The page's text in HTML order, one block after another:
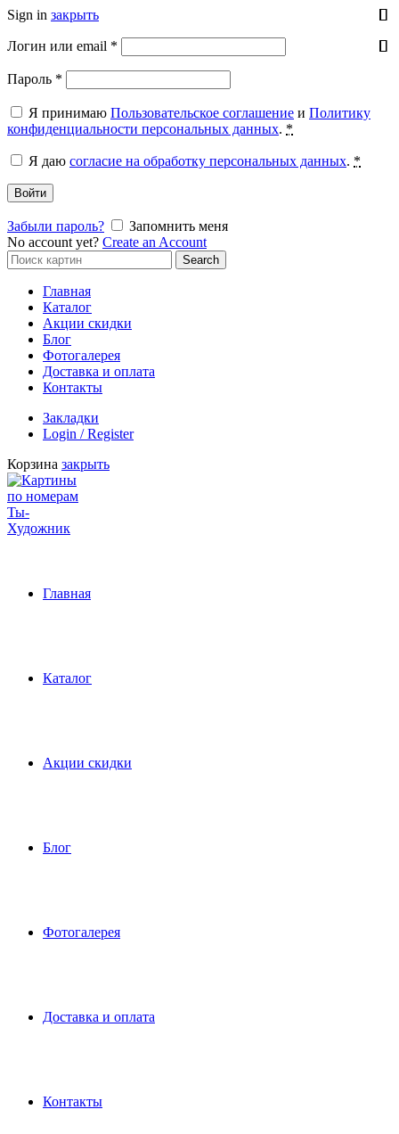
Sign in закрыть
Логин или email *
Пароль *
Я принимаю Пользовательское соглашение и Политику
конфиденциальности персональных данных. *
Я даю согласие на обработку персональных данных. *
Войти
Забыли пароль?
Запомнить меня
No account yet? Create an Account
Search
for:
Search
Главная
Каталог
Акции скидки
Блог
Фотогалерея
Доставка и оплата
Контакты
Закладки
Login / Register
Корзина закрыть
Главная
Каталог
Акции скидки
Блог
Фотогалерея
Доставка и оплата
Контакты